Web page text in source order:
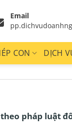
Email
CON DỊCH
pháp luật